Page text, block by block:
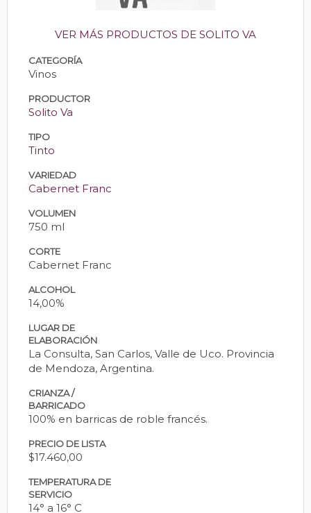
VER MÁS PRODUCTOS DE SOLITO VA
CATEGORÍA
Vinos
PRODUCTOR
Solito Va
TIPO
Tinto
VARIEDAD
Cabernet Franc
VOLUMEN
750 ml
CORTE
Cabernet Franc
ALCOHOL
14,00%
LUGAR DE
ELABORACIÓN
La Consulta, San Carlos, Valle de Uco. Provincia
de Mendoza, Argentina.
CRIANZA /
BARRICADO
100% en barricas de roble francés.
PRECIO DE LISTA
$17.460,00
TEMPERATURA DE
SERVICIO
14° a 16° C